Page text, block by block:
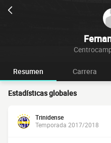
Resumen Carrera
Estadísticas globales
Trinidense
Temporada 2017/2018